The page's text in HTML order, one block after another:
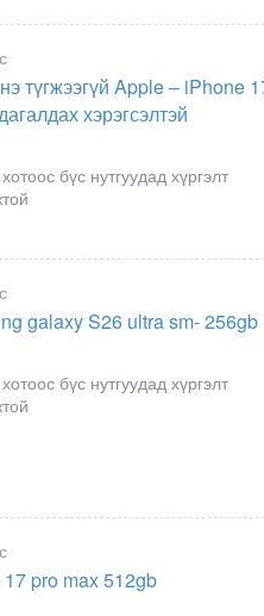
түгжээгүй Apple – iPhone
хэрэгсэлтэй
бүс нутгуудад хүргэлт
galaxy S26 ultra sm- 256gb
бүс нутгуудад хүргэлт
pro max 512gb